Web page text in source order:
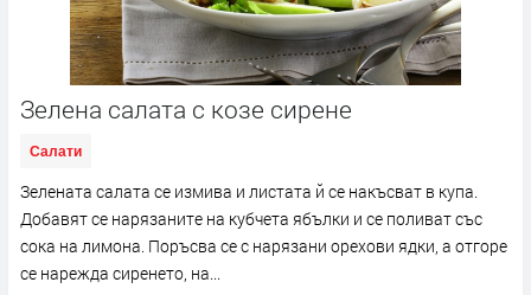
Зелена салата с козе сирене
Салати
Зелената салата се измива и листата й се накъсват в купа.
Добавят се нарязаните на кубчета ябълки и се поливат със
сока на лимона. Поръсва се с нарязани орехови ядки, а отгоре
се нарежда сиренето, на...